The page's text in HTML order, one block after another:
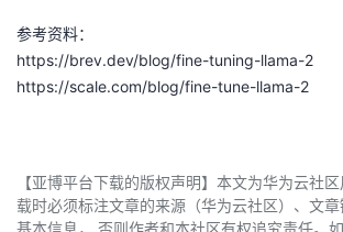
参考资料：
https://brev.dev/blog/fine-tuning-llama-2
https://scale.com/blog/fine-tune-llama-2
【亚博平台下载的版权声明】本文为华为云社
载时必须标注文章的来源（华为云社区）、文
基本信息， 否则作者和本社区有权追究责任。